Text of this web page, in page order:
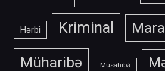
Hərbi Kriminal
Müharibə Müsahibə